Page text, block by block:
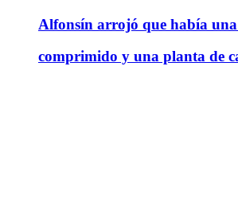
Alfonsín arrojó que había
comprimido y una planta de